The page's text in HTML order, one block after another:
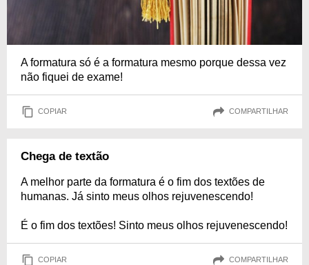
A formatura só é a formatura mesmo porque dessa vez
não fiquei de exame!
COPIAR COMPARTILHAR
Chega de textão
A melhor parte da formatura é o fim dos textões de
humanas. Já sinto meus olhos rejuvenescendo!
É o fim dos textões! Sinto meus olhos rejuvenescendo!
COPIAR COMPARTILHAR